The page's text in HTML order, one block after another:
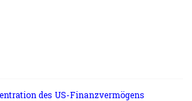
des US-Finanzvermögens